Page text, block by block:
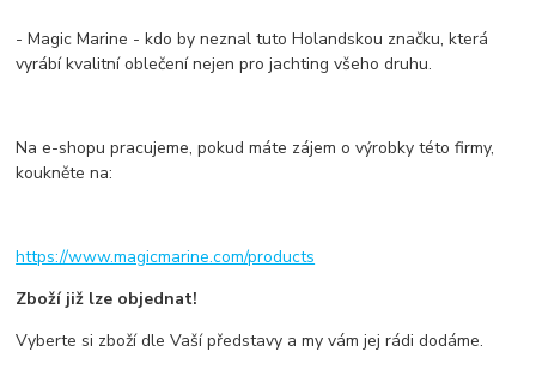
- Magic Marine - kdo by neznal tuto Holandskou značku, která
vyrábí kvalitní oblečení nejen pro jachting všeho druhu.
Na e-shopu pracujeme, pokud máte zájem o výrobky této firmy,
koukněte na:
https://www.magicmarine.com/products
Zboží již lze objednat!
Vyberte si zboží dle Vaší představy a my vám jej rádi dodáme.